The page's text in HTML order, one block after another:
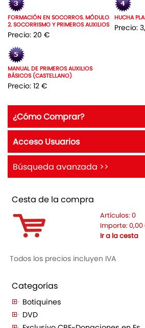
FORMACIÓN EN SOCORROS. MÓDULO
2. SOCORRISMO Y PRIMEROS AUXILIOS
Precio: 20 €
HUCHA
Precio:
MANUAL DE PRIMEROS AUXILIOS
BÁSICOS (CASTELLANO)
Precio: 12 €
¿Cómo Comprar?
Acceso Usuarios
Búsqueda avanzada >>
Cesta de la compra
Artículos: 0
Importe: 0,00
Ir a la cesta
Todos los precios incluyen IVA
Categorías
Botiquines
DVD